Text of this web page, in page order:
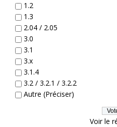
1.2
1.3
2.04 / 2.05
3.0
3.1
3.x
3.1.4
3.2 / 3.2.1 / 3.2.2
Autre (Préciser)
Voir le